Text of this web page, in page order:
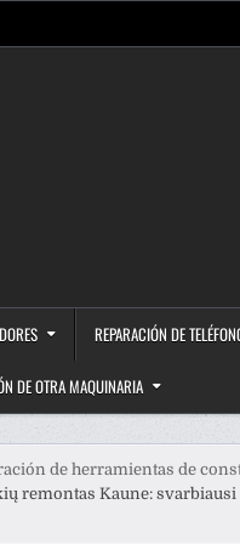
REPARACIÓN DE
DE OTRA MAQUINARIA
de herramientas de
remontas Kaune: